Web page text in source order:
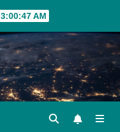
3:00:49 AM